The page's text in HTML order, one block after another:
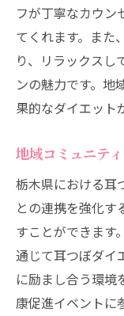
フが丁寧なカウン
てくれます。また
り、リラックスし
ンの魅力です。地
果的なダイエット
地域コミュニテ
栃木県における耳
との連携を強化す
すことができます
通じて耳つぼダイ
に励まし合う環境
康促進イベントに